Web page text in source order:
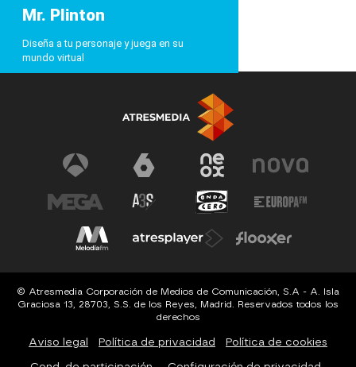
Mr. Plinton
Diseña a tu personaje y juega en su
mundo virtual
© Atresmedia Corporación de Medios de Comunicación, S.A - A. Isla
Graciosa 13, 28703, S.S. de los Reyes, Madrid. Reservados todos los
derechos
Aviso legal Política de privacidad Política de cookies